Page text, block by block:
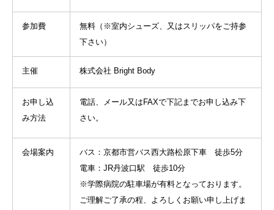
参加費
無料（※室内シューズ、又はスリッパをご持参
下さい）
主催 株式会社 Bright Body
お申し込
み方法
電話、メール又はFAXで下記までお申し込み下
さい。
会場案内
バス：京都市営バス西大路松原下車 徒歩5分
電車：JR丹波口駅 徒歩10分
※学際病院の駐車場が有料となっております。
ご理解ご了承の程、よろしくお願い申し上げま